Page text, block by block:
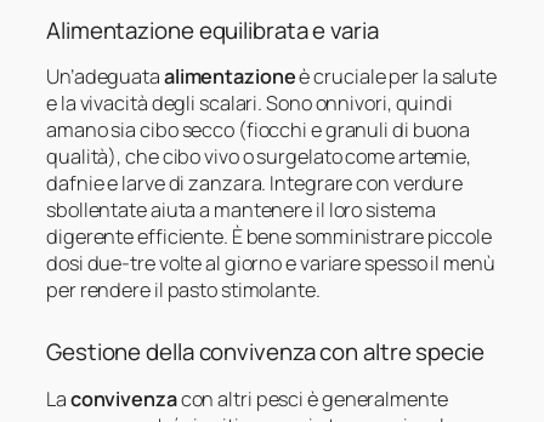
Alimentazione equilibrata e varia
Un’adeguataalimentazioneè cruciale per la salute
e la vivacità degli scalari. Sono onnivori, quindi
amano sia cibo secco (fiocchi e granuli di buona
qualità), che cibo vivo o surgelato come artemie,
dafnie e larve di zanzara. Integrare con verdure
sbollentate aiuta a mantenere il loro sistema
digerente efficiente. È bene somministrare piccole
dosi due-tre volte al giorno e variare spesso il menù
per rendere il pasto stimolante.
Gestione della convivenza con altre specie
Laconvivenzacon altri pesci è generalmente